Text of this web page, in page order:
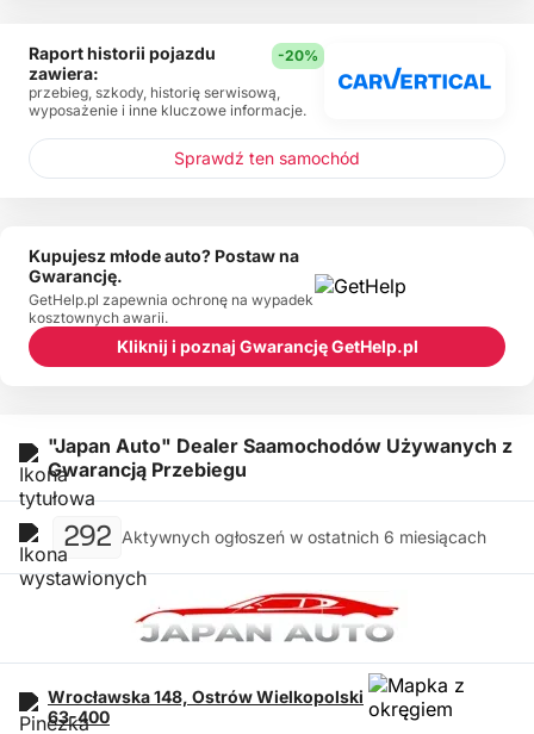
"Japan Auto" Dealer Saamochodów Używanych z
Gwarancją Przebiegu
292 Aktywnych ogłoszeń w ostatnich 6 miesiącach
Wrocławska 148, Ostrów Wielkopolski
63-400
Raport historii pojazdu
zawiera:
-20%
przebieg, szkody, historię serwisową,
wyposażenie i inne kluczowe informacje.
Sprawdź ten samochód
Kupujesz młode auto? Postaw na
Gwarancję.
GetHelp.pl zapewnia ochronę na wypadek
kosztownych awarii.
Kliknij i poznaj Gwarancję GetHelp.pl